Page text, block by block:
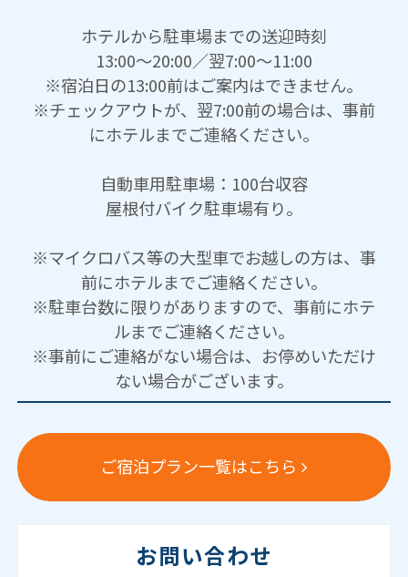
ホテルから駐車場までの送迎時刻
13:00～20:00／翌7:00～11:00
※宿泊日の13:00前はご案内はできません。
※チェックアウトが、翌7:00前の場合は、事前
にホテルまでご連絡ください。
自動車用駐車場：100台収容
屋根付バイク駐車場有り。
※マイクロバス等の大型車でお越しの方は、事
前にホテルまでご連絡ください。
※駐車台数に限りがありますので、事前にホテ
ルまでご連絡ください。
※事前にご連絡がない場合は、お停めいただけ
ない場合がございます。
ご宿泊プラン一覧はこちら
お問い合わせ